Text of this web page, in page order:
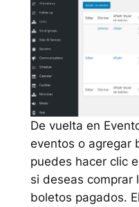
De vuelta en
eventos o agregar
puedes hacer clic
si deseas comprar
boletos pagados.